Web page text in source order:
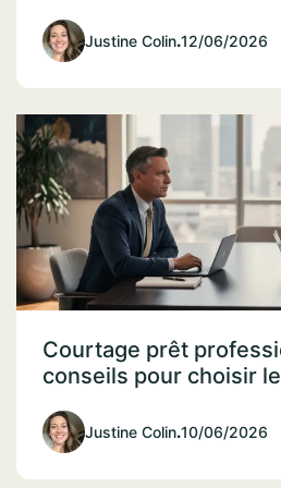
Justine Colin.12/06/2026
Courtage prêt
conseils pour choisir
Justine Colin.10/06/2026